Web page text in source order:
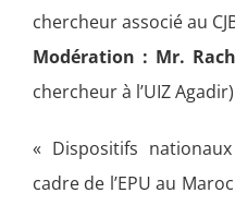
chercheur associé au
Modération : Mr.
chercheur à l’UIZ Agadir)
« Dispositifs
cadre de l’EPU au